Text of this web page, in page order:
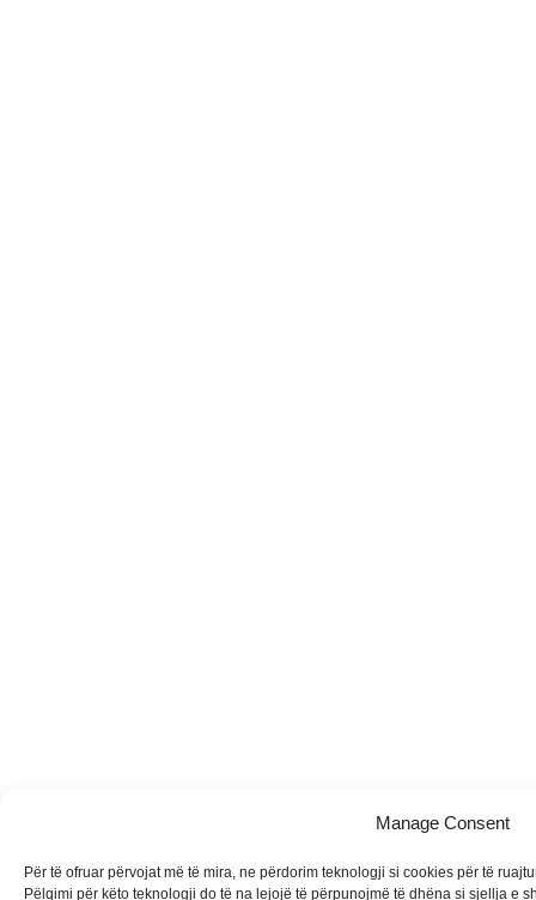
Manage Consent
Për të ofruar përvojat më të mira, ne përdorim teknologji si cookies për të
Pëlqimi për këto teknologji do të na lejojë të përpunojmë të dhëna si sjellja e